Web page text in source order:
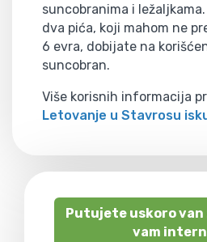
suncobranima i
dva pića, koji mahom ne
6 evra, dobijate na
suncobran.
Više korisnih informacija
Letovanje u Stavrosu
Putujete uskoro van
vam